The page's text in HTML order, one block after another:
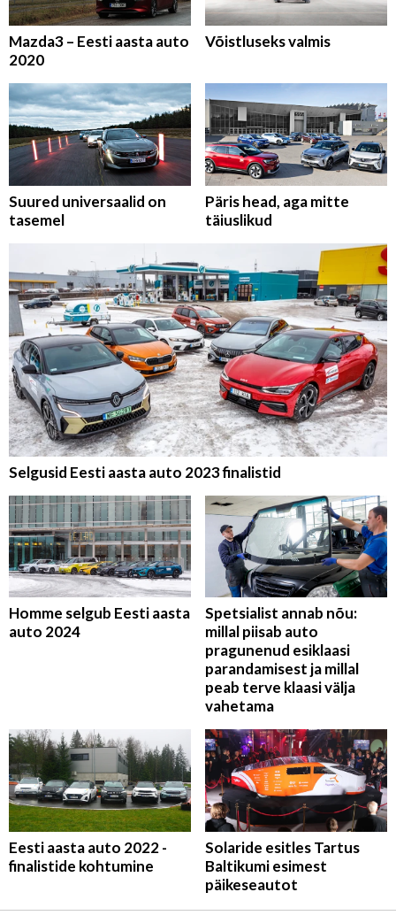
Mazda3 – Eesti aasta auto
2020
Võistluseks valmis
Suured universaalid on
tasemel
Päris head, aga mitte
täiuslikud
Selgusid Eesti aasta auto 2023 finalistid
Homme selgub Eesti aasta
auto 2024
Spetsialist annab nõu:
millal piisab auto
pragunenud esiklaasi
parandamisest ja millal
peab terve klaasi välja
vahetama
Eesti aasta auto 2022 -
finalistide kohtumine
Solaride esitles Tartus
Baltikumi esimest
päikeseautot